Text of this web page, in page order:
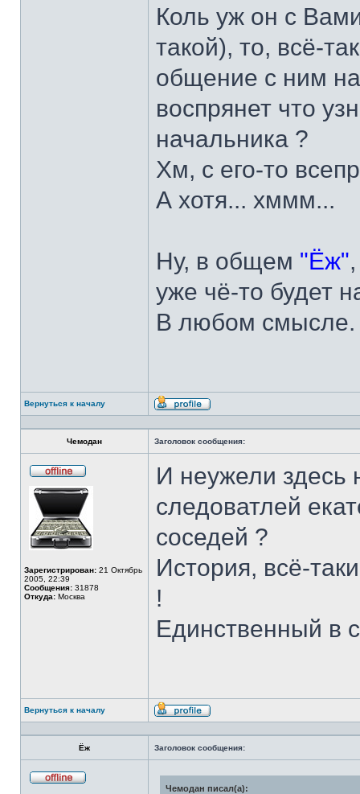
Коль уж он с
такой), то, всё-
общение с ним на
воспрянет что
начальника ?
Хм, с его-то
А хотя... хммм...
Ну, в общем "Ёж"
уже чё-то будет
В любом смысле.
Вернуться к началу
Профиль
Чемодан Заголовок сообщения:
в
сети
Зарегистрирован: 21 Октябрь
2005, 22:39
Сообщения: 31878
Откуда: Москва
И неужели здесь
следоватлей
соседей ?
История, всё-
!
Единственный в
Вернуться к началу
Профиль
Ёж Заголовок сообщения:
Чемодан писал(а):